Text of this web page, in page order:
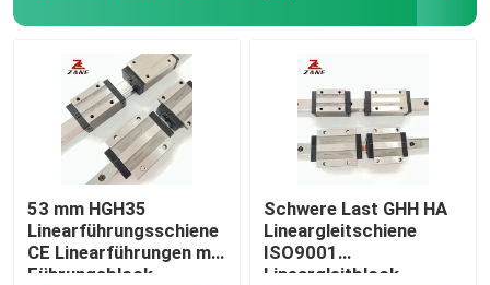
53 mm HGH35
Linearführungsschiene
CE Linearführungen mit
Führungsblock
Schwere Last GHH HA
Lineargleitschiene
ISO9001
Lineargleitblock